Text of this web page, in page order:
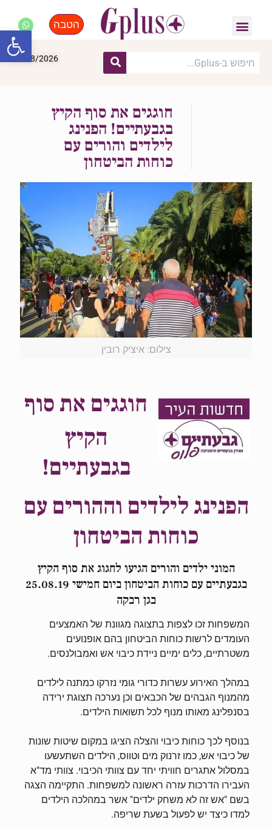
הטבה
07/08/2026
חוגגים את סוף הקיץ
בגבעתיים! הפנינג
לילדים והורים עם
כוחות הביטחון
צילום: איציק רובין
חוגגים את סוף
הקיץ
בגבעתיים!
הפנינג לילדים וההורים עם
כוחות הביטחון
המוני ילדים והורים הגיעו לחגוג את סוף הקיץ
בגבעתיים עם כוחות הביטחון ביום חמישי 25.08.19
בגן רבקה
המשפחות זכו לצפות בתצוגה מגוונת של האמצעים
העומדים לרשות כוחות הביטחון בהם אופנועים
משטרתיים, כלים ימיים ניידת כיבוי אש ואמבולנסים.
במהלך האירוע עשרות כדורי גומי נזרקו כמתנה לילדים
מהמנוף הגבהים של הכבאים וכן נערכה תצוגת ירידה
בסנפלינג מאותו מנוף לכל תשואות הילדים.
בנוסף לכך כוחות כיבוי והצלה הציגו במקום שיטות שונות
של כיבוי אש, כמו זרנוק מים וטווס, הילדים השתעשעו
במסלול אתגרים חוויתי יחד עם צוותי הכיבוי. צוותי מד"א
העבירו הדרכות עזרה ראשונה למשפחות. התקיימה הצגה
בשם "אש זה לא משחק ילדים" אשר במהלכה הילדים
למדו כיצד יש לפעול בשעת שריפה.
פתח